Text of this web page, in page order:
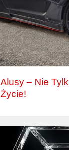
Alusy – Nie
Życie!